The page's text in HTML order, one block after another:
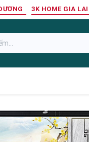
3K HOME GIA LAI